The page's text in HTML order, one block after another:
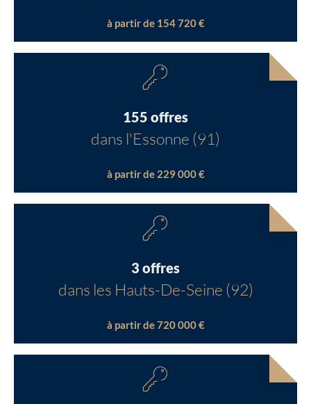
à partir de 154 720 €
155 offres
dans l'Essonne (91)
à partir de 229 000 €
3 offres
dans les Hauts-De-Seine (92)
à partir de 720 000 €